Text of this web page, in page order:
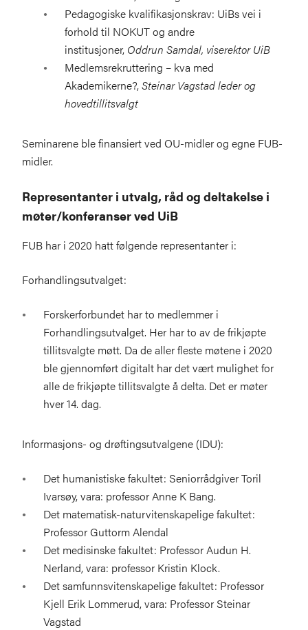
Pedagogiske kvalifikasjonskrav: UiBs vei i
forhold til NOKUT og andre
institusjoner, Oddrun Samdal, viserektor UiB
Medlemsrekruttering – kva med
Akademikerne?,Steinar Vagstad leder og
hovedtillitsvalgt
Seminarene ble finansiert ved OU-midler og egne FUB-
midler.
Representanter i utvalg, råd og deltakelse i
møter/konferanser ved UiB
FUB har i 2020 hatt følgende representanter i:
Forhandlingsutvalget:
Forskerforbundet har to medlemmer i
Forhandlingsutvalget. Her har to av de frikjøpte
tillitsvalgte møtt. Da de aller fleste møtene i 2020
ble gjennomført digitalt har det vært mulighet for
alle de frikjøpte tillitsvalgte å delta. Det er møter
hver 14. dag.
Informasjons- og drøftingsutvalgene (IDU):
Det humanistiske fakultet: Seniorrådgiver Toril
Ivarsøy, vara: professor Anne K Bang.
Det matematisk-naturvitenskapelige fakultet:
Professor Guttorm Alendal
Det medisinske fakultet: Professor Audun H.
Nerland, vara: professor Kristin Klock.
Det samfunnsvitenskapelige fakultet: Professor
Kjell Erik Lommerud, vara: Professor Steinar
Vagstad